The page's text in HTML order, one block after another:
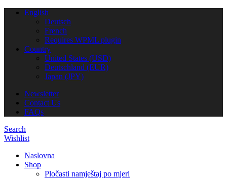
English
Deutsch
French
Requires WPML plugin
Country
United States (USD)
Deutschland (EUR)
Japan (JPY)
Newsletter
Contact Us
FAQs
Search
Wishlist
Naslovna
Shop
Pločasti namještaj po mjeri